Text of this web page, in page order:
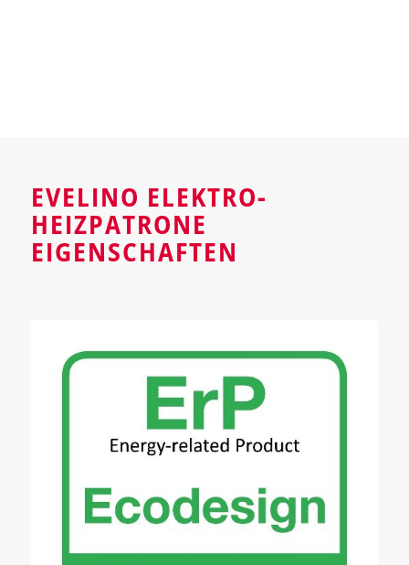
EVELINO ELEKTRO-
HEIZPATRONE
EIGENSCHAFTEN